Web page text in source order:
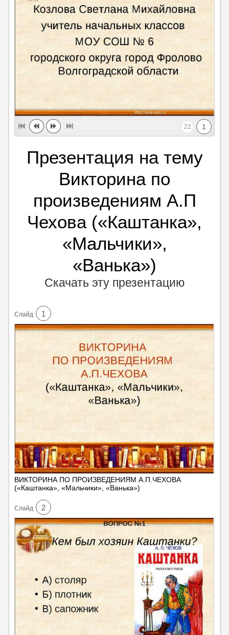
1
22
Презентация на тему
Викторина по
произведениям А.П
Чехова («Каштанка»,
«Мальчики»,
«Ванька»)
Скачать эту презентацию
Cлайд 1
ВИКТОРИНА ПО ПРОИЗВЕДЕНИЯМ А.П.ЧЕХОВА
(«Каштанка», «Мальчики», «Ванька»)
Cлайд 2